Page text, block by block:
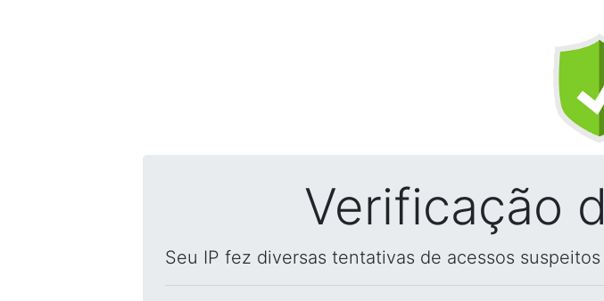
Verificação
Seu IP fez diversas tentativas de acessos